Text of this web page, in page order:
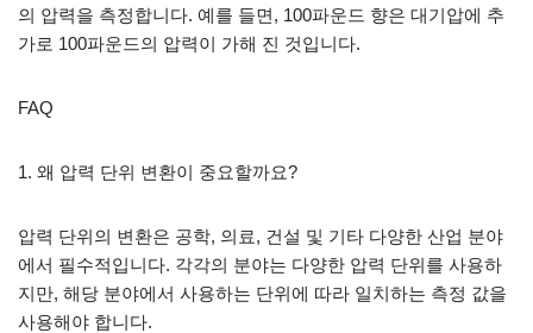
의 압력을 측정합니다. 예를 들면, 100파운드 향은 대기압에 추
가로 100파운드의 압력이 가해 진 것입니다.
FAQ
1. 왜 압력 단위 변환이 중요할까요?
압력 단위의 변환은 공학, 의료, 건설 및 기타 다양한 산업 분야
에서 필수적입니다. 각각의 분야는 다양한 압력 단위를 사용하
지만, 해당 분야에서 사용하는 단위에 따라 일치하는 측정 값을
사용해야 합니다.